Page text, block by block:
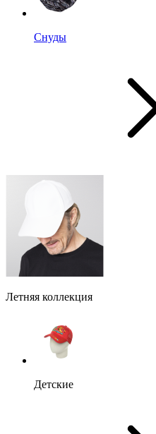
Снуды
Летняя коллекция
Детские